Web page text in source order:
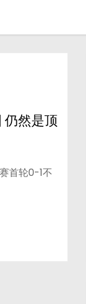
仍然是顶
首轮0-1不